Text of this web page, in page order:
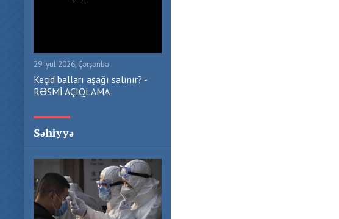
29 iyul 2026, Çərşənbə
Keçid balları aşağı salınır? -
RƏSMİ AÇIQLAMA
Səhiyyə